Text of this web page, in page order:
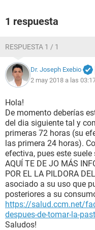
1 respuesta
RESPUESTA 1 / 1
Dr. Joseph Exebio
2 may 2018 a las
Hola!
De momento deberías
del dia siguiente tal y
primeras 72 horas (su
las primera 24 horas).
efectiva, pues este suele
AQUÍ TE DE JO MÁS
POR EL LA PILDORA
asociado a su uso que
posteriores a su
https://salud.ccm.net/
despues-de-tomar-la-
Saludos!